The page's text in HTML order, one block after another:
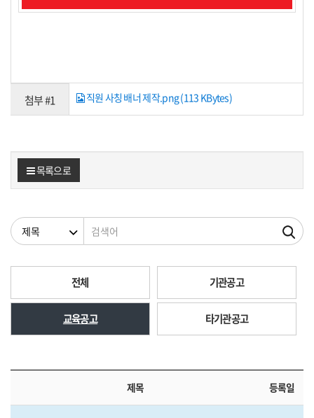
첨부 #1 직원 사칭 배너 제작.png (113 KBytes)
목록으로
검색조건 검색어
전체 기관공고
교육공고 타기관공고
제목 등록일